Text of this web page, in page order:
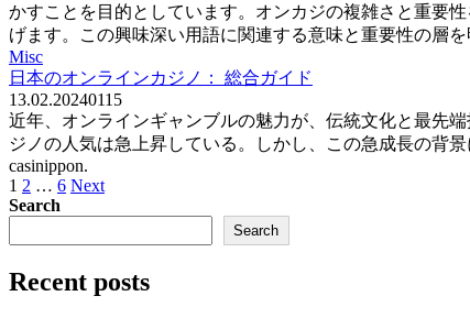
かすことを目的としています。オンカジの複雑さと重要
げます。この興味深い用語に関連する意味と重要性の層
Misc
日本のオンラインカジノ： 総合ガイド
13.02.20240115
近年、オンラインギャンブルの魅力が、伝統文化と最先
ジノの人気は急上昇している。しかし、この急成長の背
casinippon.
Posts
pagination
1 2 … 6 Next
Search
Search
Recent posts